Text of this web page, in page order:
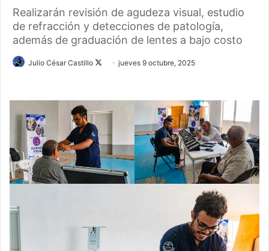
Realizarán revisión de agudeza visual, estudio
de refracción y detecciones de patología,
además de graduación de lentes a bajo costo
Julio César Castillo
Followjueves 9 octubre, 2025